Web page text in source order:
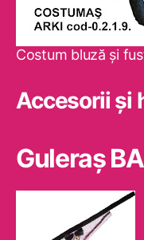
Costum bluză şi
Accesorii și
Guleraş